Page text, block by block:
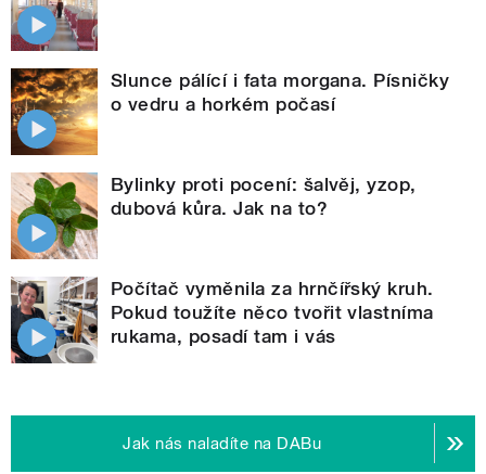
Slunce pálící i fata morgana. Písničky
o vedru a horkém počasí
Bylinky proti pocení: šalvěj, yzop,
dubová kůra. Jak na to?
Počítač vyměnila za hrnčířský kruh.
Pokud toužíte něco tvořit vlastníma
rukama, posadí tam i vás
Jak nás naladíte na DABu